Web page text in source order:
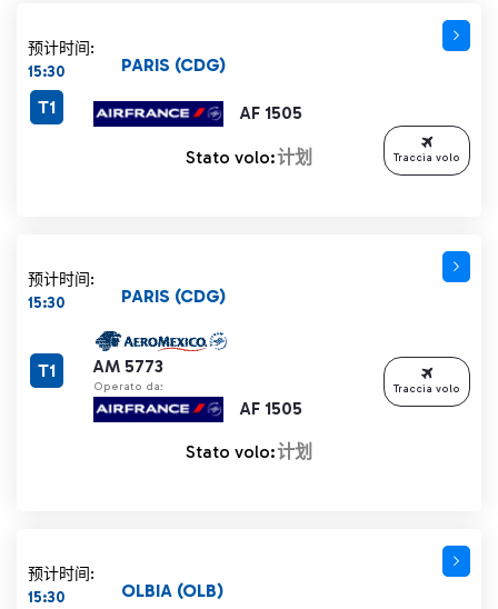
预计时间:
15:30
AF 1505
PARIS (CDG)
T1
Stato volo:计划 Traccia volo
预计时间:
15:30
AM 5773
Operato da:
AF 1505
PARIS (CDG)
T1
Stato volo:计划
Traccia volo
预计时间:
15:30
OLBIA (OLB)